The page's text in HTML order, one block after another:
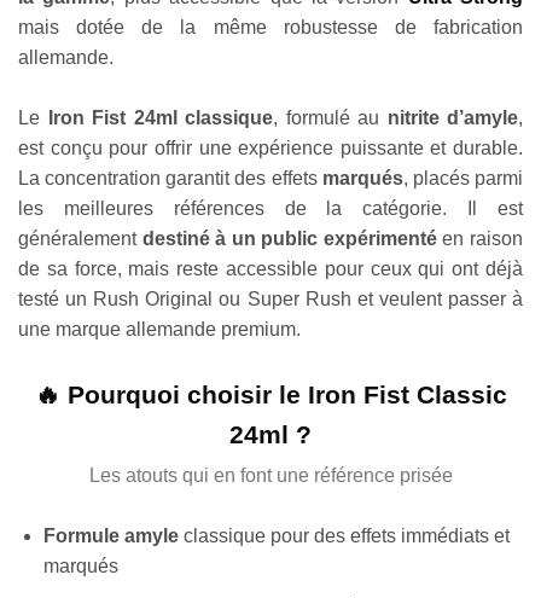
mais dotée de la même robustesse de fabrication
allemande.
Le Iron Fist 24ml classique, formulé au nitrite d’amyle,
est conçu pour offrir une expérience puissante et durable.
La concentration garantit des effets marqués, placés parmi
les meilleures références de la catégorie. Il est
généralement destiné à un public expérimentéen raison
de sa force, mais reste accessible pour ceux qui ont déjà
testé un Rush Original ou Super Rush et veulent passer à
une marque allemande premium.
🔥 Pourquoi choisir le Iron Fist Classic
24ml ?
Les atouts qui en font une référence prisée
Formule amyleclassique pour des effets immédiats et
marqués